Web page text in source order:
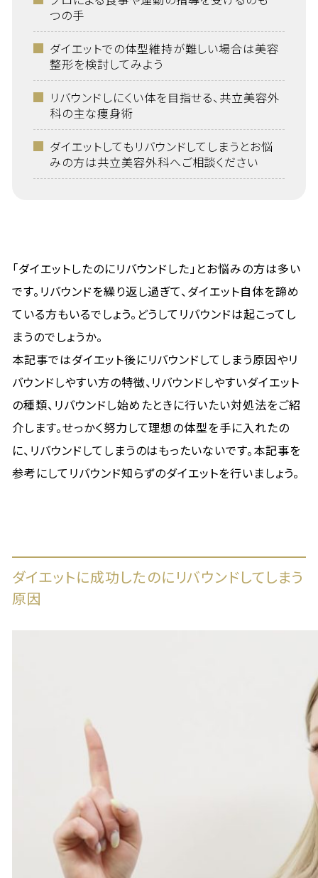
つの手
ダイエットでの体型維持が難しい場合は美容
整形を検討してみよう
リバウンドしにくい体を目指せる、共立美容外
科の主な痩身術
ダイエットしてもリバウンドしてしまうとお悩
みの方は共立美容外科へご相談ください
「ダイエットしたのにリバウンドした」とお悩みの方は多い
です。リバウンドを繰り返し過ぎて、ダイエット自体を諦め
ている方もいるでしょう。どうしてリバウンドは起こってし
まうのでしょうか。
本記事ではダイエット後にリバウンドしてしまう原因やリ
バウンドしやすい方の特徴、リバウンドしやすいダイエット
の種類、リバウンドし始めたときに行いたい対処法をご紹
介します。せっかく努力して理想の体型を手に入れたの
に、リバウンドしてしまうのはもったいないです。本記事を
参考にしてリバウンド知らずのダイエットを行いましょう。
ダイエットに成功したのにリバウンドしてしまう
原因